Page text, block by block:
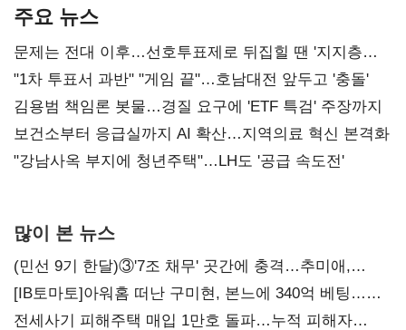
주요 뉴스
문제는 전대 이후…선호투표제로 뒤집힐 땐 '지지층
불복'
"1차 투표서 과반" "게임 끝"…호남대전 앞두고 '충돌'
김용범 책임론 봇물…경질 요구에 'ETF 특검' 주장까지
보건소부터 응급실까지 AI 확산…지역의료 혁신 본격화
"강남사옥 부지에 청년주택"…LH도 '공급 속도전'
많이 본 뉴스
(민선 9기 한달)③'7조 채무' 곳간에 충격…추미애,
20년만에 '비상재정' 선언 승부수
[IB토마토]아워홈 떠난 구미현, 본느에 340억 베팅…
가족 지배체제 구축
전세사기 피해주택 매입 1만호 돌파…누적 피해자